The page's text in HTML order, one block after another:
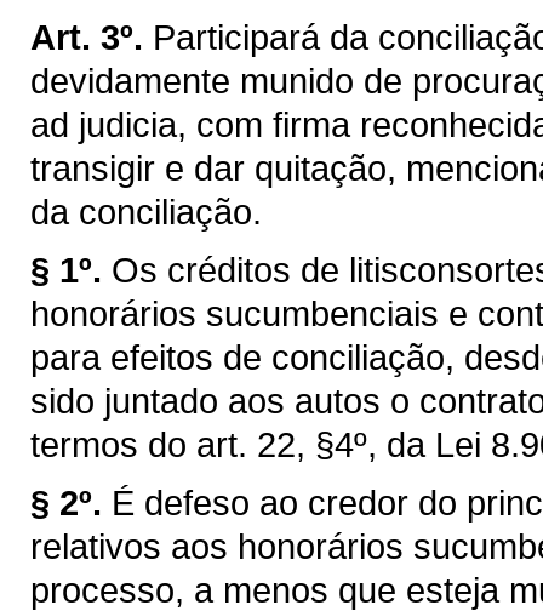
Art. 3º. Participará da
devidamente munido de
ad judicia, com firma
transigir e dar quitação,
da conciliação.
§ 1º. Os créditos de
honorários sucumbenciais e
para efeitos de conciliação,
sido juntado aos autos o
termos do art. 22, §4º, da Lei
§ 2º. É defeso ao credor do
relativos aos honorários
processo, a menos que esteja